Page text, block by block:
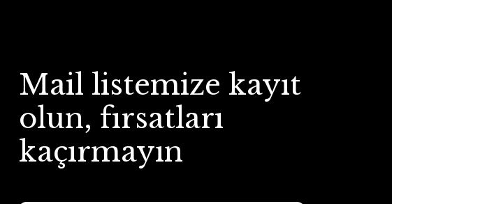
Mail listemize kayıt
olun, fırsatları
kaçırmayın